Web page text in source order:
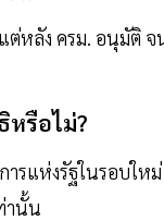
ต่หลัง ครม. อนุมัติ
หรือไม่?
แห่งรัฐในรอบให
านั้น